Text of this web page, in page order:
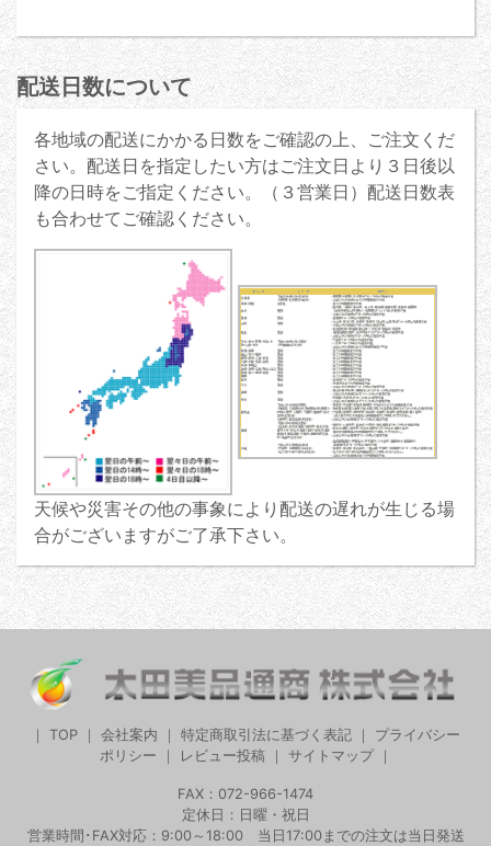
配送日数について
各地域の配送にかかる日数をご確認の上、ご注文くだ
さい。配送日を指定したい方はご注文日より３日後以
降の日時をご指定ください。（３営業日）配送日数表
も合わせてご確認ください。
天候や災害その他の事象により配送の遅れが生じる場
合がございますがご了承下さい。
TOP 会社案内 特定商取引法に基づく表記
プライバシー
ポリシー
レビュー投稿｜ サイトマップ｜
FAX：072-966-1474
定休日：日曜・祝日
営業時間･FAX対応：9:00～18:00 当日17:00までの注文は当日発送